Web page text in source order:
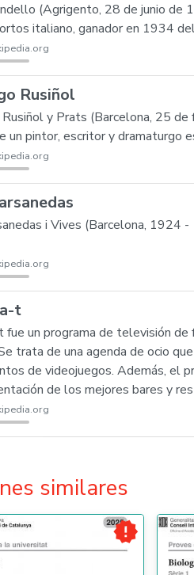
(Agrigento, 28 de junio de
italiano, ganador en 1934
Rusiñol
y Prats (Barcelona, 25
un pintor, escritor y dramaturgo
i Vives (Barcelona,
t
fue un programa de televisión
trata de una agenda de ocio
de videojuegos. Además, el
de los mejores bares y
similares
